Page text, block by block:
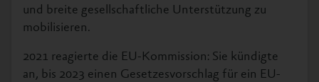
und breite gesellschaftliche Unterstützung zu
mobilisieren.
2021 reagierte die EU-Kommission: Sie kündigte
an, bis 2023 einen Gesetzesvorschlag für ein EU-